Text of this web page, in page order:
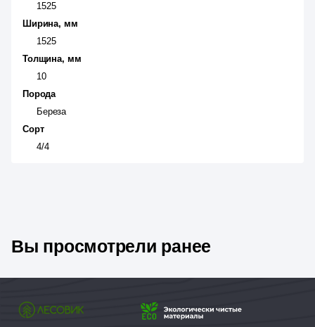
1525
Ширина, мм
1525
Толщина, мм
10
Порода
Береза
Сорт
4/4
Вы просмотрели ранее